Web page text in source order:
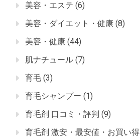
美容・エステ (6)
美容・ダイエット・健康 (8)
美容・健康 (44)
肌ナチュール (7)
育毛 (3)
育毛シャンプー (1)
育毛剤 口コミ・評判 (9)
育毛剤 激安・最安値・お買い得